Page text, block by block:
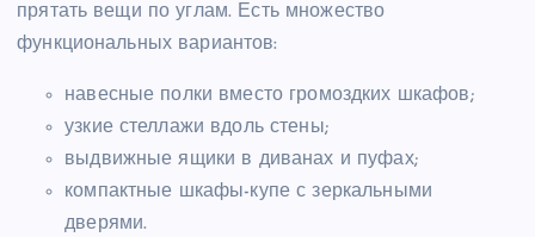
прятать вещи по углам. Есть множество
функциональных вариантов:
навесные полки вместо громоздких шкафов;
узкие стеллажи вдоль стены;
выдвижные ящики в диванах и пуфах;
компактные шкафы-купе с зеркальными
дверями.